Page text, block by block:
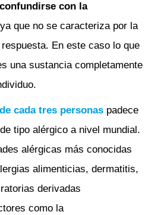
con la
que no se caracteriza por la
En este caso lo que
una sustancia completamente
cada tres personas padece
tipo alérgico a nivel mundial.
alérgicas más conocidas
alimenticias, dermatitis,
derivadas
como la